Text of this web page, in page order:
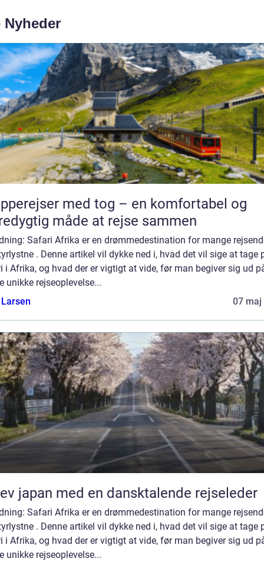
Nyheder
med tog – en komfortabel og
måde at rejse sammen
Safari Afrika er en drømmedestination for mange
. Denne artikel vil dykke ned i, hvad det vil sige at tage
i Afrika, og hvad der er vigtigt at vide, før man begiver sig ud
unikke rejseoplevelse...
07 maj
japan med en dansktalende rejseleder
Safari Afrika er en drømmedestination for mange
. Denne artikel vil dykke ned i, hvad det vil sige at tage
i Afrika, og hvad der er vigtigt at vide, før man begiver sig ud
unikke rejseoplevelse...